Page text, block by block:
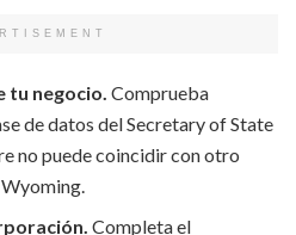
tu negocio. Comprueba
de datos del Secretary of State
no puede coincidir con otro
Completa el